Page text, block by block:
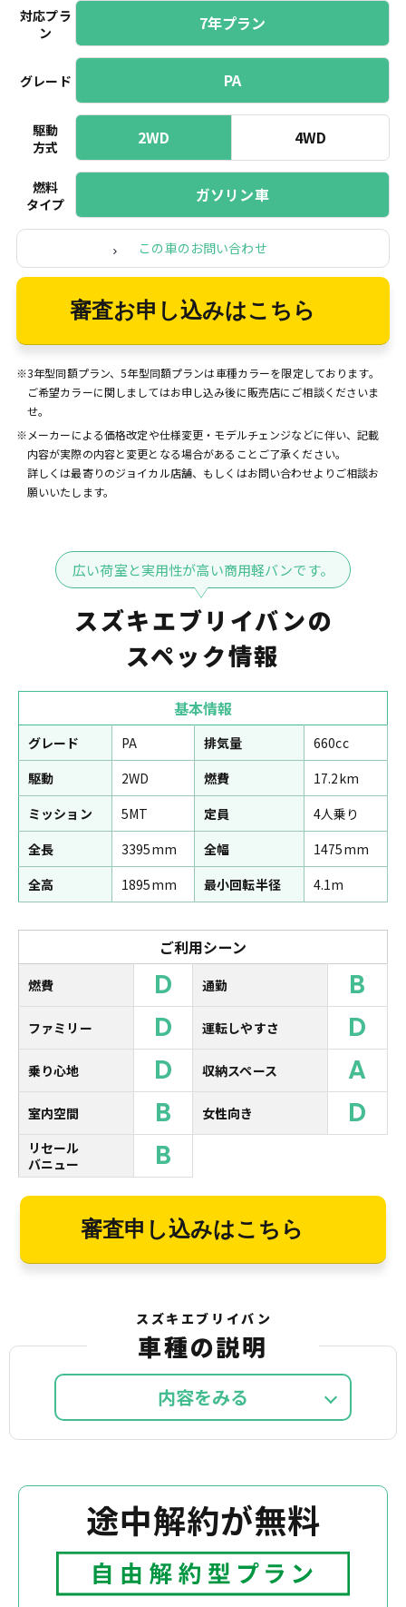
対応プラ
ン
7年プラン
グレード PA
駆動
方式
2WD 4WD
燃料
タイプ
ガソリン車
この車のお問い合わせ
審査お申し込みはこちら
※3年型同額プラン、5年型同額プランは車種カラーを限定しております。
ご希望カラーに関しましてはお申し込み後に販売店にご相談くださいま
せ。
※メーカーによる価格改定や仕様変更・モデルチェンジなどに伴い、記載
内容が実際の内容と変更となる場合があることご了承ください。
詳しくは最寄りのジョイカル店舗、もしくはお問い合わせよりご相談お
願いいたします。
広い荷室と実用性が高い商用軽バンです。
スズキエブリイバンの
スペック情報
基本情報
グレード PA 排気量
660cc
駆動
2WD 燃費
17.2km
ミッション
5MT 定員
4人乗り
全長
3395mm 全幅
1475mm
全高
1895mm 最小回転半径 4.1m
ご利用シーン
燃費 D 通勤 B
ファミリー D 運転しやすさ D
乗り心地 D 収納スペース A
室内空間 B 女性向き D
リセール
バニュー
B
審査申し込みはこちら
スズキエブリイバン
車種の説明
内容を
途中解約が無料